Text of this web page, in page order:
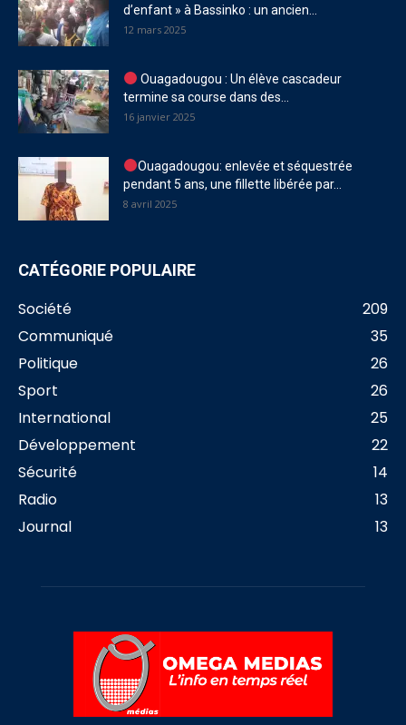
d’enfant » à Bassinko : un ancien...
12 mars 2025
Ouagadougou : Un élève cascadeur
termine sa course dans des...
16 janvier 2025
Ouagadougou: enlevée et séquestrée
pendant 5 ans, une fillette libérée par...
8 avril 2025
CATÉGORIE POPULAIRE
Société
209
Communiqué
35
Politique
26
Sport
26
International
25
Développement
22
Sécurité
14
Radio
13
Journal
13